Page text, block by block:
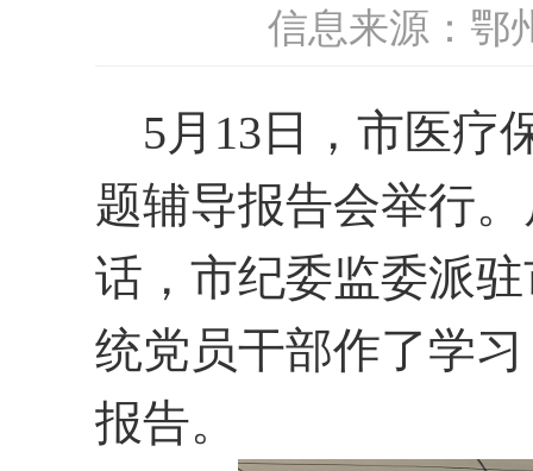
信息来源：鄂
5月 13 日，市医疗
题辅导报告会举行。
话 ， 市纪委监委派
统党员干部作了学
报告。